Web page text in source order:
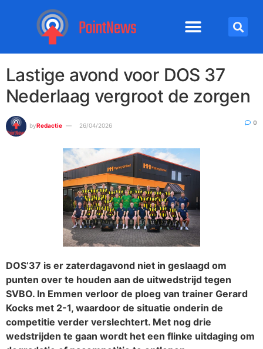
Lastige avond voor DOS 37
Nederlaag vergroot de zorgen
byRedactie 26/04/2026 0
DOS’37 is er zaterdagavond niet in geslaagd om
punten over te houden aan de uitwedstrijd tegen
SVBO. In Emmen verloor de ploeg van trainer Gerard
Kocks met 2-1, waardoor de situatie onderin de
competitie verder verslechtert. Met nog drie
wedstrijden te gaan wordt het een flinke uitdaging om